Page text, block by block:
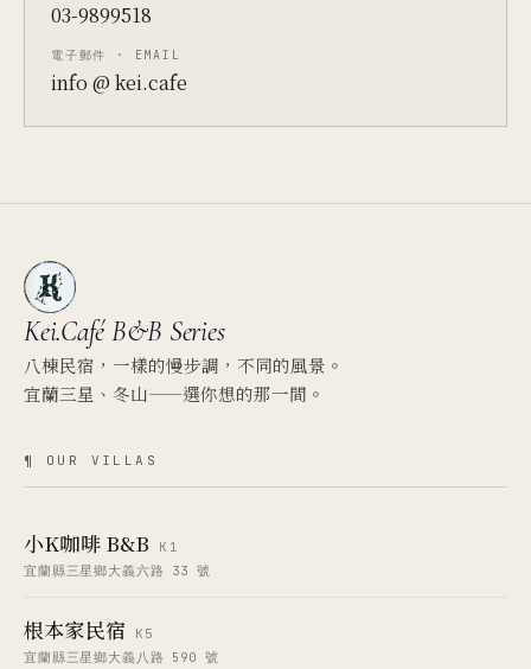
03-9899518
電子郵件 · EMAIL
info @ kei.cafe
Kei.CaféB&B Series
八棟民宿，一樣的慢步調，不同的風景。
宜蘭三星、冬山——選你想的那一間。
¶ OUR VILLAS
小K咖啡 B&B
K1
宜蘭縣三星鄉大義六路 33 號
根本家民宿
K5
宜蘭縣三星鄉大義八路 590 號